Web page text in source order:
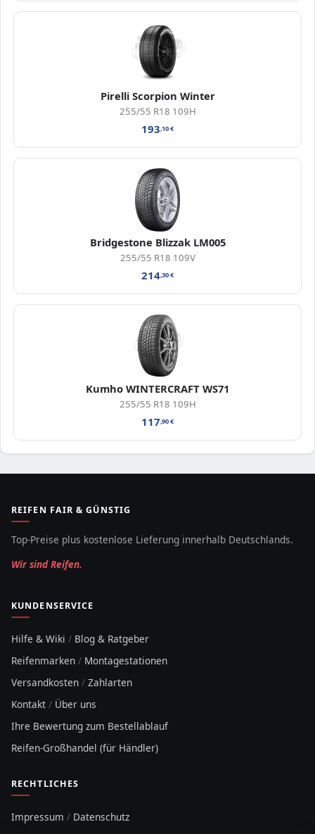
Pirelli Scorpion Winter
255/55 R18 109H
193,10€
Bridgestone Blizzak LM005
255/55 R18 109V
214,30€
Kumho WINTERCRAFT WS71
255/55 R18 109H
117,90€
REIFEN FAIR & GÜNSTIG
Top-Preise plus kostenlose Lieferung innerhalb Deutschlands.
Wir sind Reifen.
KUNDENSERVICE
Hilfe & Wiki / Blog & Ratgeber
Reifenmarken / Montagestationen
Versandkosten / Zahlarten
Kontakt / Über uns
Ihre Bewertung zum Bestellablauf
Reifen-Großhandel (für Händler)
RECHTLICHES
Impressum / Datenschutz